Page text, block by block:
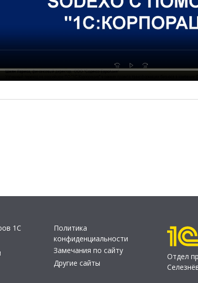
1С
Политика
конфиденциальности
Замечания по сайту
Другие сайты
Отдел